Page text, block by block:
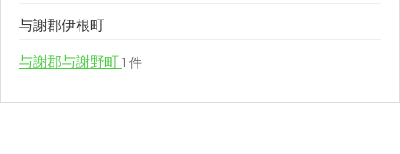
与謝郡伊根町
与謝郡与謝野町 1 件